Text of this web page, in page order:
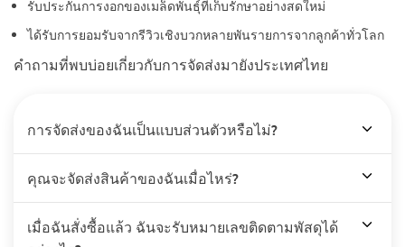
รับประกันการงอกของเมล็ดพันธุ์ที่เก็บรักษาอย่างสดใหม่
ได้รับการยอมรับจากรีวิวเชิงบวกหลายพันรายการจากลูกค้าทั่วโลก
คำถามที่พบบ่อยเกี่ยวกับการจัดส่งมายังประเทศไทย
การจัดส่งของฉันเป็นแบบส่วนตัวหรือไม่?
คุณจะจัดส่งสินค้าของฉันเมื่อไหร่?
เมื่อฉันสั่งซื้อแล้ว ฉันจะรับหมายเลขติดตามพัสดุได้